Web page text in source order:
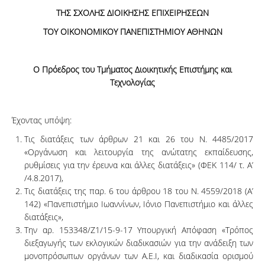
ΤΗΣ ΣΧΟΛΗΣ ΔΙΟΙΚΗΣΗΣ ΕΠΙΧΕΙΡΗΣΕΩΝ
ΤΟΥ ΟΙΚΟΝΟΜΙΚΟΥ ΠΑΝΕΠΙΣΤΗΜΙΟΥ ΑΘΗΝΩΝ
Ο Πρόεδρος του Τμήματος Διοικητικής Επιστήμης και
Τεχνολογίας
Έχοντας υπόψη:
Τις διατάξεις των άρθρων 21 και 26 του Ν. 4485/2017
«Οργάνωση και λειτουργία της ανώτατης εκπαίδευσης,
ρυθμίσεις για την έρευνα και άλλες διατάξεις» (ΦΕΚ 114/ τ. Α’
/4.8.2017),
Τις διατάξεις της παρ. 6 του άρθρου 18 του Ν. 4559/2018 (Α’
142) «Πανεπιστήμιο Ιωαννίνων, Ιόνιο Πανεπιστήμιο και άλλες
διατάξεις»,
Την αρ. 153348/Ζ1/15-9-17 Υπουργική Απόφαση «Τρόπος
διεξαγωγής των εκλογικών διαδικασιών για την ανάδειξη των
μονοπρόσωπων οργάνων των Α.Ε.Ι, και διαδικασία ορισμού